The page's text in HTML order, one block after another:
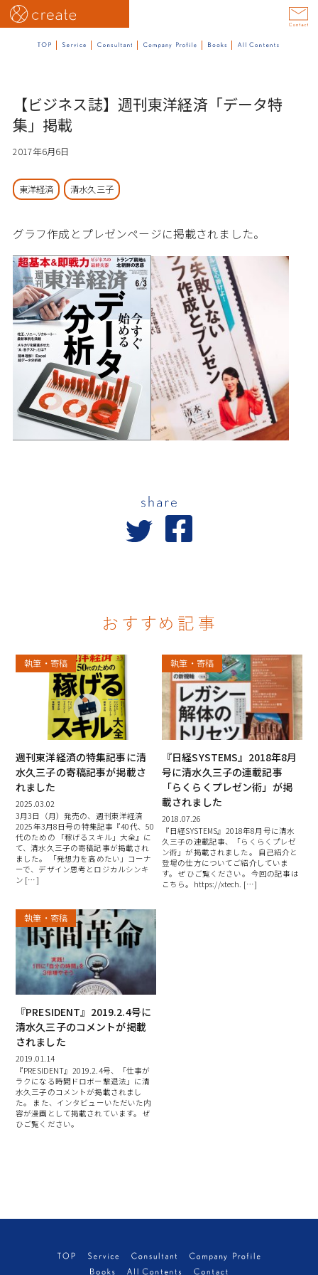
【ビジネス誌】週刊東洋経済「データ特
集」掲載
2017年6月6日
東洋経済 清水久三子
グラフ作成とプレゼンページに掲載されました。
執筆・寄稿
週刊東洋経済の特集記事に清
水久三子の寄稿記事が掲載さ
れました
2025.03.02
3月3日（月）発売の、週刊東洋経済
2025年3月8日号の特集記事『40代、50
代のための 「稼げるスキル」大全』に
て、清水久三子の寄稿記事が掲載され
ました。 「発想力を高めたい」コーナ
ーで、デザイン思考とロジカルシンキ
ン […]
執筆・寄稿
『日経SYSTEMS』2018年8月
号に清水久三子の連載記事
「らくらくプレゼン術」が掲
載されました
2018.07.26
『日経SYSTEMS』2018年8月号に清水
久三子の連載記事、「らくらくプレゼ
ン術」が掲載されました。 自己紹介と
登場の仕方についてご紹介していま
す。 ぜひご覧ください。 今回の記事は
こちら。https://xtech. […]
執筆・寄稿
『PRESIDENT』2019.2.4号に
清水久三子のコメントが掲載
されました
2019.01.14
『PRESIDENT』2019.2.4号、「仕事が
ラクになる時間ドロボー撃退法」に清
水久三子のコメントが掲載されまし
た。 また、インタビューいただいた内
容が漫画として掲載されています。 ぜ
ひご覧ください。